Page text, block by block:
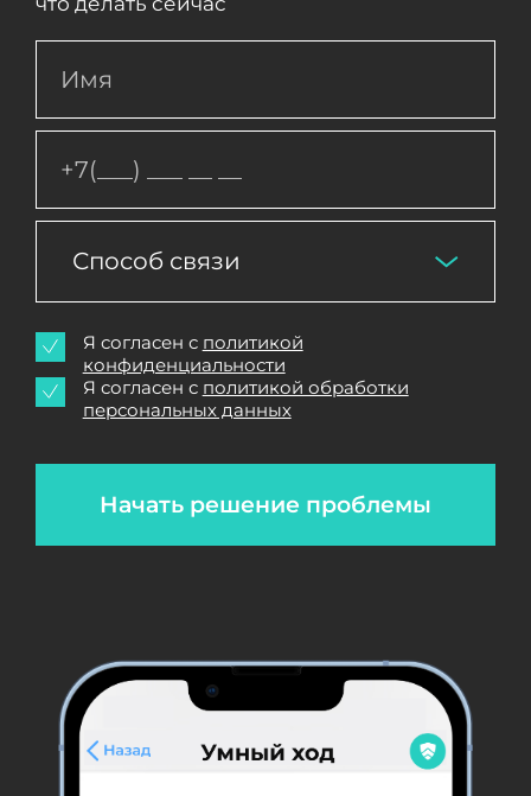
Способ связи
Начать решение проблемы
Я согласен с политикой
конфиденциальности
Я согласен с политикой обработки
персональных данных